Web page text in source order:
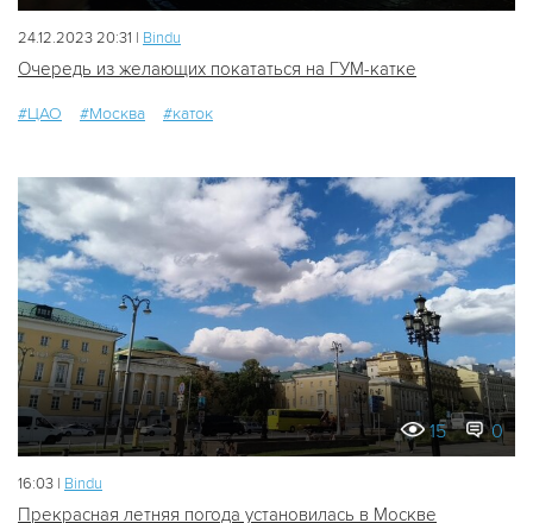
24.12.2023 20:31 | Bindu
Очередь из желающих покататься на ГУМ-катке
#ЦАО #Москва #каток
15 0
16:03 | Bindu
Прекрасная летняя погода установилась в Москве